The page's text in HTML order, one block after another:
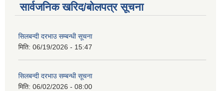
सार्वजनिक खरिद/बोलपत्र सूचना
सिलबन्दी दरभाउ सम्बन्धी सूचना
मिति: 06/19/2026 - 15:47
सिलबन्दी दरभाउ सम्बन्धी सूचना
मिति: 06/02/2026 - 08:00